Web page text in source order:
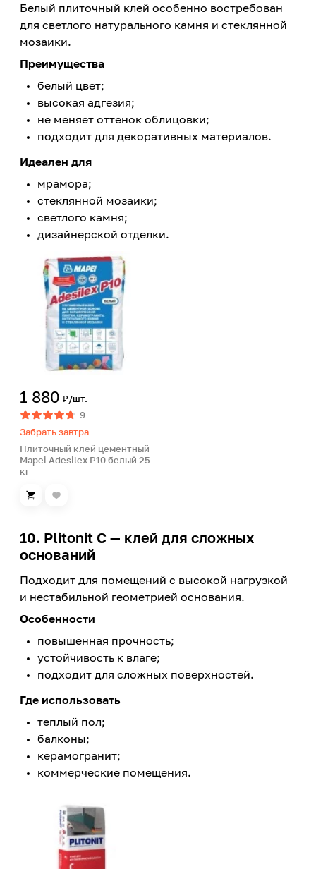
Белый плиточный клей особенно востребован
для светлого натурального камня и стеклянной
мозаики.
Преимущества
белый цвет;
высокая адгезия;
не меняет оттенок облицовки;
подходит для декоративных материалов.
Идеален для
мрамора;
стеклянной мозаики;
светлого камня;
дизайнерской отделки.
1 880 ₽/шт.
9
Забрать завтра
Плиточный клей цементный
Mapei Adesilex P10 белый 25
кг
10. Plitonit C — клей для сложных
оснований
Подходит для помещений с высокой нагрузкой
и нестабильной геометрией основания.
Особенности
повышенная прочность;
устойчивость к влаге;
подходит для сложных поверхностей.
Где использовать
теплый пол;
балконы;
керамогранит;
коммерческие помещения.